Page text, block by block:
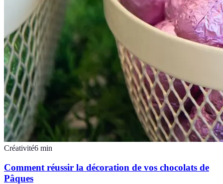
Créativité6 min
Comment réussir la décoration de vos chocolats de
Pâques